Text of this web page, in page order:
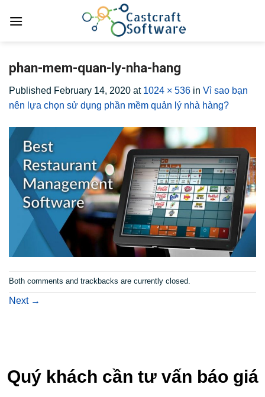
phan-mem-quan-ly-nha-hang
Published February 14, 2020 at 1024 × 536 in Vì sao bạn
nên lựa chọn sử dụng phần mềm quản lý nhà hàng?
Both comments and trackbacks are currently closed.
Next →
Quý khách cần tư vấn báo giá